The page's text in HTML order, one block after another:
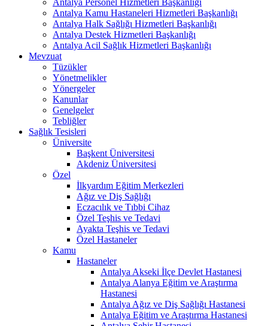
Antalya Kamu Hastaneleri Hizmetleri Başkanlığı
Antalya Halk Sağlığı Hizmetleri Başkanlığı
Antalya Destek Hizmetleri Başkanlığı
Antalya Acil Sağlık Hizmetleri Başkanlığı
Mevzuat
Tüzükler
Yönetmelikler
Yönergeler
Kanunlar
Genelgeler
Tebliğler
Sağlık Tesisleri
Üniversite
Başkent Üniversitesi
Akdeniz Üniversitesi
Özel
İlkyardım Eğitim Merkezleri
Ağız ve Diş Sağlığı
Eczacılık ve Tıbbi Cihaz
Özel Teşhis ve Tedavi
Ayakta Teşhis ve Tedavi
Özel Hastaneler
Kamu
Hastaneler
Antalya Akseki İlçe Devlet Hastanesi
Antalya Alanya Eğitim ve Araştırma
Hastanesi
Antalya Ağız ve Diş Sağlığı Hastanesi
Antalya Eğitim ve Araştırma Hastanesi